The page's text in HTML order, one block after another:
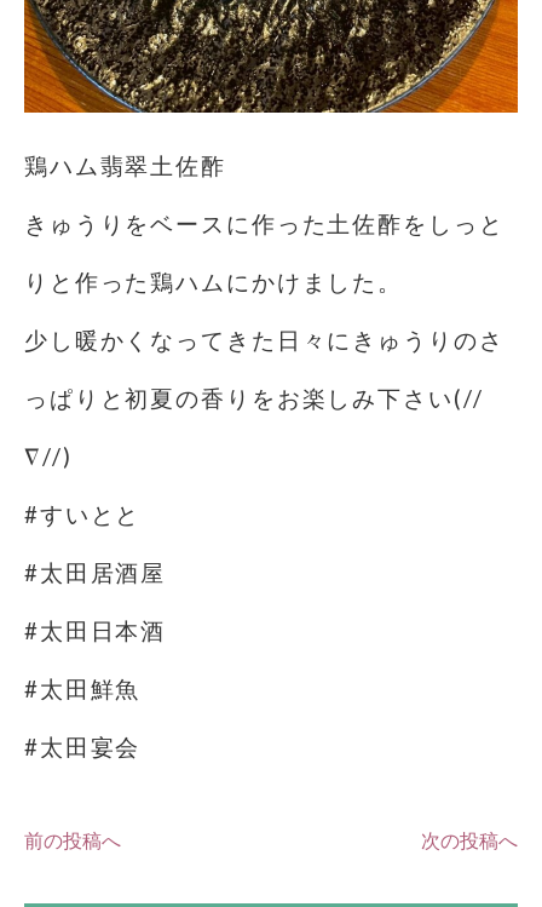
鶏ハム翡翠土佐酢
きゅうりをベースに作った土佐酢をしっと
りと作った鶏ハムにかけました。
少し暖かくなってきた日々にきゅうりのさ
っぱりと初夏の香りをお楽しみ下さい(//
∇//)
#すいとと
#太田居酒屋
#太田日本酒
#太田鮮魚
#太田宴会
前の投稿へ 次の投稿へ